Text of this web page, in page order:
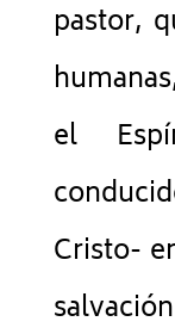
pastor,
el
Cristo-